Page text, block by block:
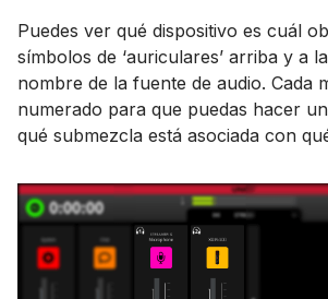
Puedes ver qué dispositivo es cuál
símbolos de ‘auriculares’ arriba y a
nombre de la fuente de audio. Cada
numerado para que puedas hacer
qué submezcla está asociada con